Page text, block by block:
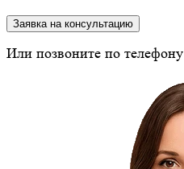
Заявка на консультацию
Или позвоните по телефону